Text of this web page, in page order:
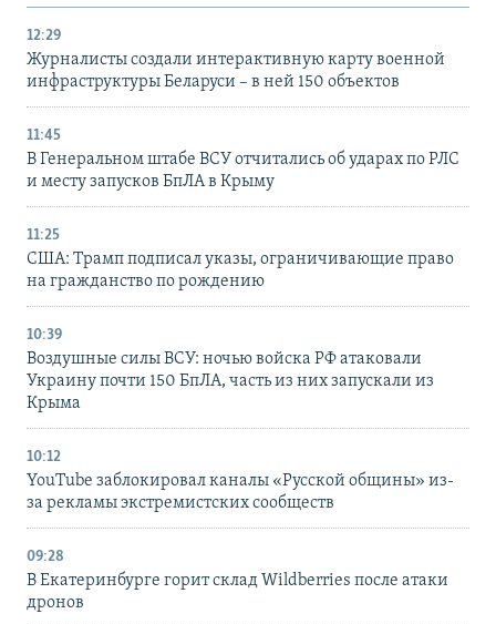
12:29
Журналисты создали интерактивную карту военной
инфраструктуры Беларуси – в ней 150 объектов
11:45
В Генеральном штабе ВСУ отчитались об ударах по РЛС
и месту запусков БпЛА в Крыму
11:25
США: Трамп подписал указы, ограничивающие право
на гражданство по рождению
10:39
Воздушные силы ВСУ: ночью войска РФ атаковали
Украину почти 150 БпЛА, часть из них запускали из
Крыма
10:12
YouTube заблокировал каналы «Русской общины» из-
за рекламы экстремистских сообществ
09:28
В Екатеринбурге горит склад Wildberries после атаки
дронов